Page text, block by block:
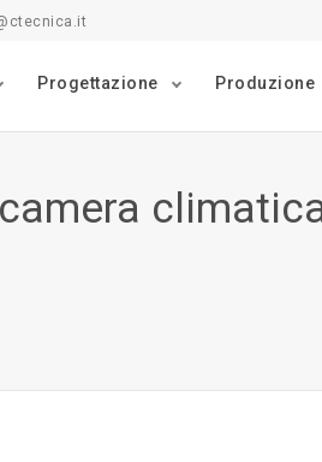
Progettazione Produzione